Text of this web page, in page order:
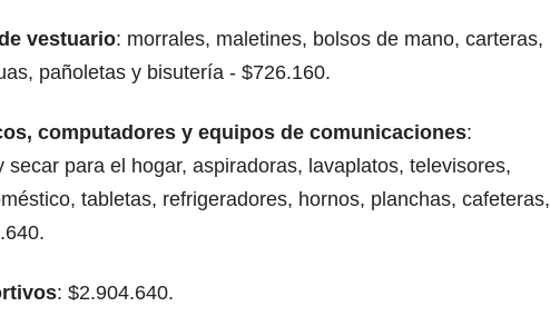
vestuario: morrales, maletines, bolsos de mano, carteras,
pañoletas y bisutería - $726.160.
computadores y equipos de comunicaciones:
secar para el hogar, aspiradoras, lavaplatos, televisores,
tabletas, refrigeradores, hornos, planchas, cafeteras,
: $2.904.640.